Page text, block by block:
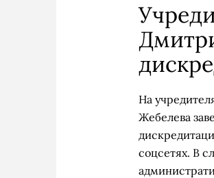
На
Жебелева
соцсетях. В